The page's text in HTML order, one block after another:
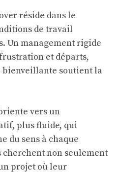
réside dans le
de travail
Un management rigide
et départs,
bienveillante soutient la
vers un
plus fluide, qui
du sens à chaque
cherchent non seulement
projet où leur